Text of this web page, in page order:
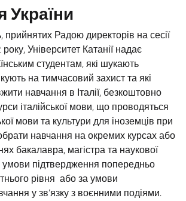
України
Радою директорів на сесії
Університет Катанії надає
студентам, які шукають
на тимчасовий захист та які
навчання в Італії, безкоштовно
італійської мови, що проводяться
мови та культури для іноземців при
навчання на окремих курсах або
бакалавра, магістра та наукової
умови підтвердження попередньо
рівня або за умови
у зв’язку з воєнними подіями.